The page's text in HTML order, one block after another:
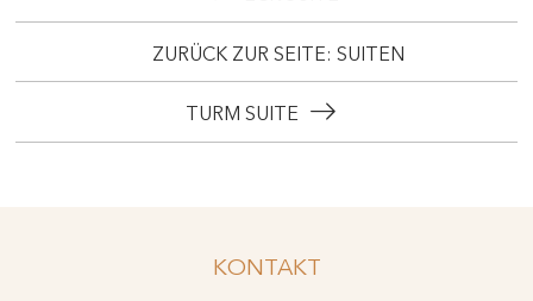
ZURÜCK ZUR SEITE: SUITEN
TURM SUITE
KONTAKT